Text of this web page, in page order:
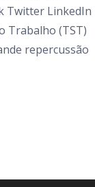
Twitter LinkedIn
Trabalho (TST)
repercussão